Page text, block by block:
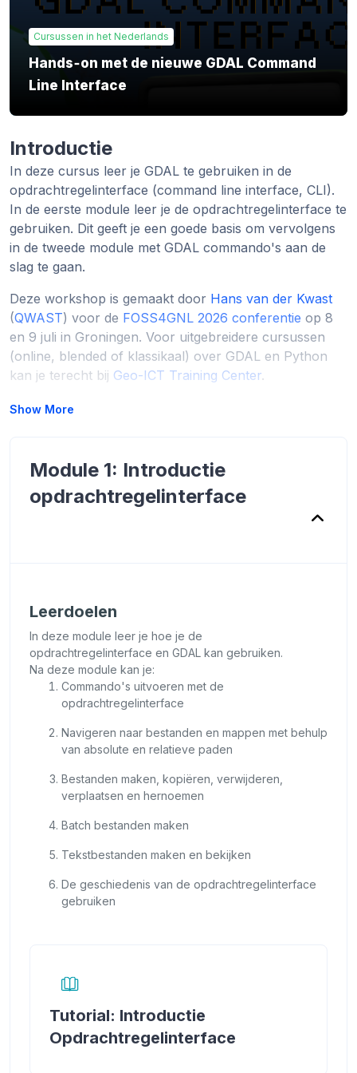
Cursussen in het Nederlands
Hands‑on met de nieuwe GDAL Command
Line Interface
Introductie
In deze cursus leer je GDAL te gebruiken in de
opdrachtregelinterface (command line interface, CLI).
In de eerste module leer je de opdrachtregelinterface te
gebruiken. Dit geeft je een goede basis om vervolgens
in de tweede module met GDAL commando's aan de
slag te gaan.
Deze workshop is gemaakt door Hans van der Kwast
(QWAST) voor de FOSS4GNL 2026 conferentie op 8
en 9 juli in Groningen. Voor uitgebreidere cursussen
(online, blended of klassikaal) over GDAL en Python
kan je terecht bij Geo-ICT Training Center.
Show More
Module 1: Introductie
opdrachtregelinterface
Leerdoelen
In deze module leer je hoe je de
opdrachtregelinterface en GDAL kan gebruiken.
Na deze module kan je:
Commando's uitvoeren met de
opdrachtregelinterface
Navigeren naar bestanden en mappen met behulp
van absolute en relatieve paden
Bestanden maken, kopiëren, verwijderen,
verplaatsen en hernoemen
Batch bestanden maken
Tekstbestanden maken en bekijken
De geschiedenis van de opdrachtregelinterface
gebruiken
Tutorial: Introductie
Opdrachtregelinterface